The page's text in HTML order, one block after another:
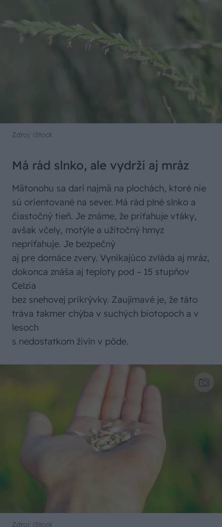
Zdroj: iStock
Má rád slnko, ale vydrží aj mráz
Mätonohu sa darí najmä na plochách, ktoré nie
sú orientované na sever. Má rád plné slnko a
čiastočný tieň. Je známe, že priťahuje vtáky,
avšak včely, motýle a užitočný hmyz
nepriťahuje. Je bezpečný
aj pre domáce zvery. Vynikajúco zvláda aj mráz,
dokonca znáša aj teploty pod – 15 stupňov
Celzia
bez snehovej prikrývky. Zaujímavé je, že táto
tráva takmer chýba v suchých biotopoch a v
lesoch
s nedostatkom živín v pôde.
Zdroj: iStock